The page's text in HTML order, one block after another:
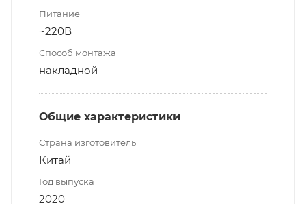
Питание
~220В
Способ монтажа
накладной
Общие характеристики
Страна изготовитель
Китай
Год выпуска
2020